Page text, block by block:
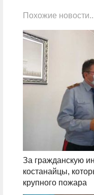
Похожие
За гражданскую
костанайцы,
крупного пожара